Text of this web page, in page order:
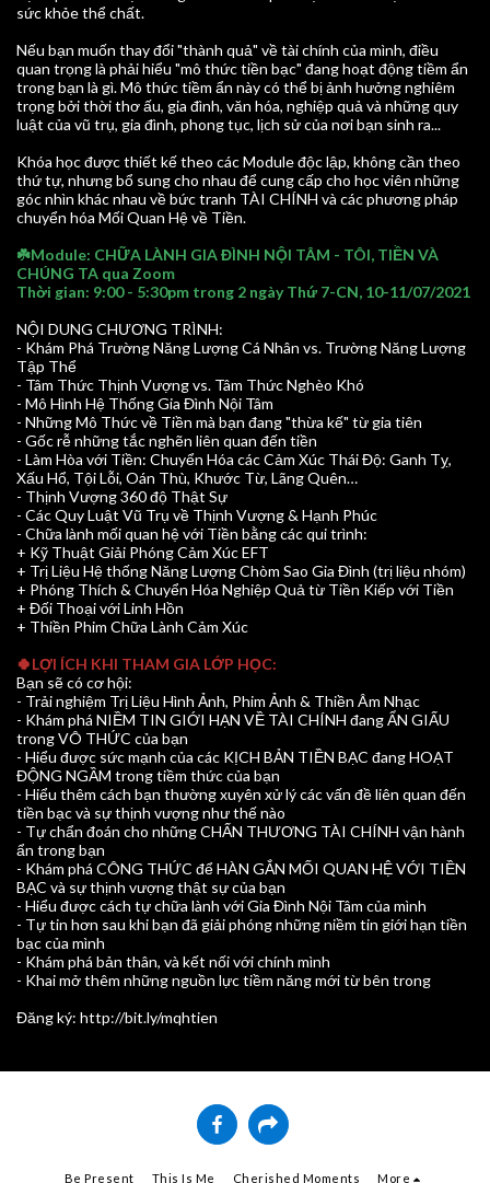
sức khỏe thể chất.
Nếu bạn muốn thay đổi "thành quả" về tài chính của mình, điều
quan trọng là phải hiểu "mô thức tiền bạc" đang hoạt động tiềm ẩn
trong bạn là gì. Mô thức tiềm ẩn này có thể bị ảnh hưởng nghiêm
trọng bởi thời thơ ấu, gia đình, văn hóa, nghiệp quả và những quy
luật của vũ trụ, gia đình, phong tục, lịch sử của nơi bạn sinh ra...
Khóa học được thiết kế theo các Module độc lập, không cần theo
thứ tự, nhưng bổ sung cho nhau để cung cấp cho học viên những
góc nhìn khác nhau về bức tranh TÀI CHÍNH và các phương pháp
chuyển hóa Mối Quan Hệ về Tiền.
☘️Module: CHỮA LÀNH GIA ĐÌNH NỘI TÂM - TÔI, TIỀN VÀ
CHÚNG TA qua Zoom
Thời gian: 9:00 - 5:30pm trong 2 ngày Thứ 7-CN, 10-11/07/2021
NỘI DUNG CHƯƠNG TRÌNH:
- Khám Phá Trường Năng Lượng Cá Nhân vs. Trường Năng Lượng
Tập Thể
- Tâm Thức Thịnh Vượng vs. Tâm Thức Nghèo Khó
- Mô Hình Hệ Thống Gia Đình Nội Tâm
- Những Mô Thức về Tiền mà bạn đang "thừa kế" từ gia tiên
- Gốc rễ những tắc nghẽn liên quan đến tiền
- Làm Hòa với Tiền: Chuyển Hóa các Cảm Xúc Thái Độ: Ganh Tỵ,
Xấu Hổ, Tội Lỗi, Oán Thù, Khước Từ, Lãng Quên…
- Thịnh Vượng 360 độ Thật Sự
- Các Quy Luật Vũ Trụ về Thịnh Vượng & Hạnh Phúc
- Chữa lành mối quan hệ với Tiền bằng các qui trình:
+ Kỹ Thuật Giải Phóng Cảm Xúc EFT
+ Trị Liệu Hệ thống Năng Lượng Chòm Sao Gia Đình (trị liệu nhóm)
+ Phóng Thích & Chuyển Hóa Nghiệp Quả từ Tiền Kiếp với Tiền
+ Đối Thoại với Linh Hồn
+ Thiền Phim Chữa Lành Cảm Xúc
🍀LỢI ÍCH KHI THAM GIA LỚP HỌC:
Bạn sẽ có cơ hội:
- Trải nghiệm Trị Liệu Hình Ảnh, Phim Ảnh & Thiền Âm Nhạc
- Khám phá NIỀM TIN GIỚI HẠN VỀ TÀI CHÍNH đang ẨN GIẤU
trong VÔ THỨC của bạn
- Hiểu được sức mạnh của các KỊCH BẢN TIỀN BẠC đang HOẠT
ĐỘNG NGẦM trong tiềm thức của bạn
- Hiểu thêm cách bạn thường xuyên xử lý các vấn đề liên quan đến
tiền bạc và sự thịnh vượng như thế nào
- Tự chẩn đoán cho những CHẤN THƯƠNG TÀI CHÍNH vận hành
ẩn trong bạn
- Khám phá CÔNG THỨC để HÀN GẮN MỐI QUAN HỆ VỚI TIỀN
BẠC và sự thịnh vượng thật sự của bạn
- Hiểu được cách tự chữa lành với Gia Đình Nội Tâm của mình
- Tự tin hơn sau khi bạn đã giải phóng những niềm tin giới hạn tiền
bạc của mình
- Khám phá bản thân, và kết nối với chính mình
- Khai mở thêm những nguồn lực tiềm năng mới từ bên trong
Đăng ký: http://bit.ly/mqhtien
Be Present This Is Me Cherished Moments More